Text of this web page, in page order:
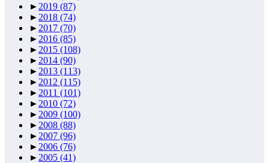
► 2019 (87)
► 2018 (74)
► 2017 (70)
► 2016 (85)
► 2015 (108)
► 2014 (90)
► 2013 (113)
► 2012 (115)
► 2011 (101)
► 2010 (72)
► 2009 (100)
► 2008 (88)
► 2007 (96)
► 2006 (76)
► 2005 (41)